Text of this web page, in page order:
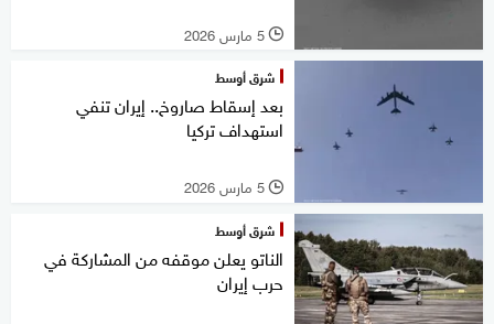
l 5 مارس 2026
شرق أوسط
بعد إسقاط صاروخ.. إيران تنفي
استهداف تركيا
l 5 مارس 2026
شرق أوسط
الناتو يعلن موقفه من المشاركة في
حرب إيران